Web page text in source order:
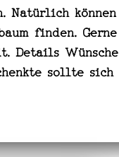
Natürlich können
finden. Gerne
Details Wünsche
sollte sich